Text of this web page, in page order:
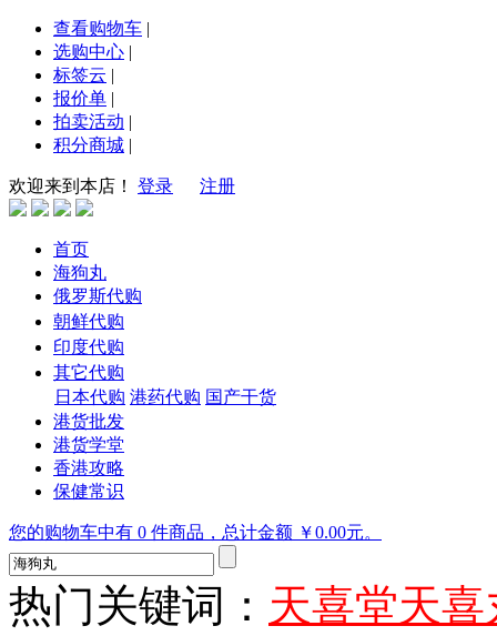
查看购物车 |
选购中心 |
标签云 |
报价单 |
拍卖活动 |
积分商城 |
欢迎来到本店！ 登录 注册
首页
海狗丸
俄罗斯代购
朝鲜代购
印度代购
其它代购
日本代购 港药代购 国产干货
港货批发
港货学堂
香港攻略
保健常识
您的购物车中有 0 件商品，总计金额 ￥0.00元。
热门关键词： 天喜堂天喜